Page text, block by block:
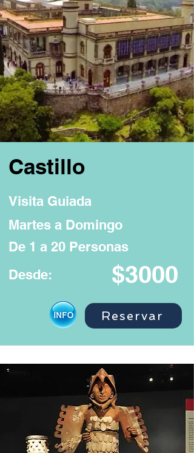
Castillo
Visita Guiada
Martes a Domingo
De 1 a 20 Personas
Desde:
$3000
Reservar